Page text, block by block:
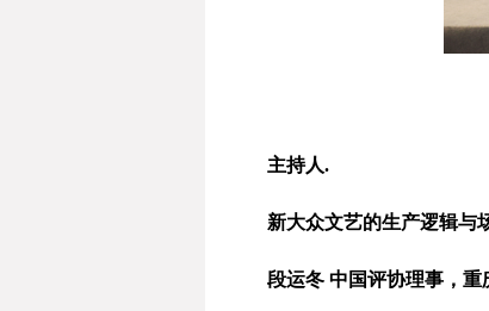
主持人.
新大众文艺的生产逻辑与
段运冬 中国评协理事， 重